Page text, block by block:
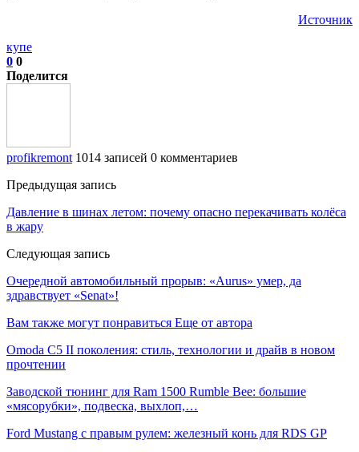
Источник
купе
0 0
Поделится
profikremont 1014 записей 0 комментариев
Предыдущая запись
Давление в шинах летом: почему опасно перекачивать колёса
в жару
Следующая запись
Очередной автомобильный прорыв: «Aurus» умер, да
здравствует «Senat»!
Вам также могут понравиться Еще от автора
Omoda C5 II поколения: стиль, технологии и драйв в новом
прочтении
Заводской тюнинг для Ram 1500 Rumble Bee: большие
«мясорубки», подвеска, выхлоп,…
Ford Mustang с правым рулем: железный конь для RDS GP